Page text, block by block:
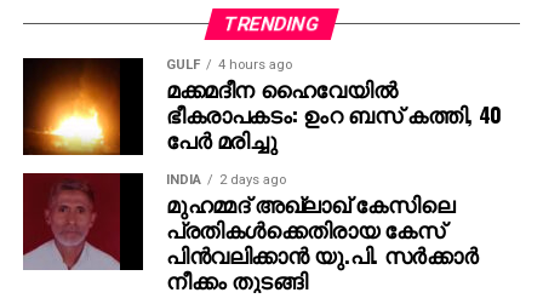
തൃശ്ശൂരില്‍ കഞ്ചാവ് വില്‍പന നടത്തുന്ന രണ്ട് പേരെ
തൃശൂര്‍ എക്സൈസ് ഇന്റലിജന്‍സ് വിഭാഗവും തൃശൂര്‍
എക്സൈസ് നര്‍കോട്ടിക്‌സ്‌ക്വാഡും ചേര്‍ന്ന് പിടികൂടി.
കണിമംഗലം സ്വദേശി ബിജോയ്, മുന്‍ കൊലക്കേസ്
പ്രതി കൂടിയായ കണിമംഗലം പാലക്കല്‍ സ്വദേശി
നിഖില്‍ എന്നിവരെയാണ് 1 കിലോഗ്രാമിലധികം
കഞ്ചാവുമായി അറസ്റ്റ് ചെയ്തത്.
തൃശൂര്‍ എക്‌സൈസ് സ്‌പെഷ്യല്‍ സ്‌ക്വാഡ്
സര്‍ക്കിള്‍ ഇന്‍സ്പെക്ടര്‍ റോയ് ജോസഫ്, ഐ.ബി
TRENDING
GULF 4 hours ago
മക്കമദീന ഹൈവേയില്‍
ഭീകരാപകടം: ഉംറ ബസ് കത്തി, 40
പേര്‍ മരിച്ചു
INDIA 2 days ago
മുഹമ്മദ് അഖ്‌ലാഖ് കേസിലെ
പ്രതികള്‍ക്കെതിരായ കേസ്
പിന്‍വലിക്കാന്‍ യു.പി. സര്‍ക്കാര്‍
നീക്കം തുടങ്ങി